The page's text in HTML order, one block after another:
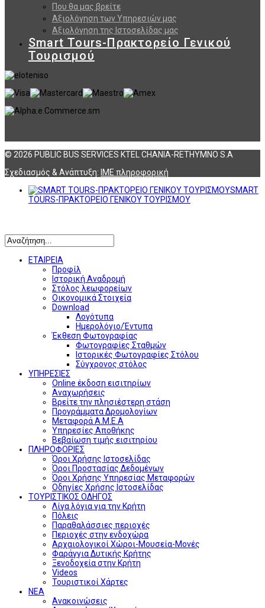
Που θα μας βρείτε
Αξιολόγηση των Υπηρεσιών μας
Αξιολόγηση της Ιστοσελίδας μας
Smart Tours-Πρακτορείο Γενικού
Τουρισμού
© 2026 PUBLIC BUS SERVICES KTEL CHANIA-RETHYMNO S.A
Σχεδιασμός & Ανάπτυξη: ΙΜΕ πληροφορική
SMART
TOURS-ΠΡΑΚΤΟΡΕΙΟ ΓΕΝΙΚΟΥ ΤΟΥΡΙΣΜΟΥ
ΕΤΑΙΡΕΙΑ
Προφίλ
Ιστορική Αναδρομή
Στόλος λεωφορείων
Οικονομικά Στοιχεία
Download
Λογότυπα
Ημερολόγιο/Έντυπα
Έκθεση Φωτογραφίας
Φωτογραφίες Σταθμών
Ιστορικές Φωτογραφίες Στόλου
Σύγχρονος στόλος
ΥΠΗΡΕΣΙΕΣ
Online έκδοση εισιτηρίων
Αναχωρήσεις
Βρείτε την πλησιέστερη στάση
Προγράμματα Δρομολογίων
Μεταφορά Α.Μ.Ε.Α
Υπηρεσίες Αποθήκης
Βεβαίωση τιμής εισιτηρίου
ΠΛΗΡΟΦΟΡΙΕΣ
Όροι Χρήσης Ιστοσελίδας
Όροι Προστασίας Δεδομένων
Όροι Χρήσης Υπηρεσίας Μεταφορών
Οδηγίες Χρήσης Ιστοσελίδας
ΤΟΥΡΙΣΤΙΚΟΣ ΟΔΗΓΟΣ
Λίγα λόγια για την Κρήτη
Πόλεις
Παραθαλάσσιες περιοχές
Περιοχές στην ενδοχώρα
Αρχαιολογικοί Χώροι-Μουσεία-Μονές
Φαράγγια Δυτικής Κρήτης
Ξενοδοχεία στην Κρήτη
Videos
Τουριστικοί Χάρτες
ΝΕΑ
Ανακοινώσεις